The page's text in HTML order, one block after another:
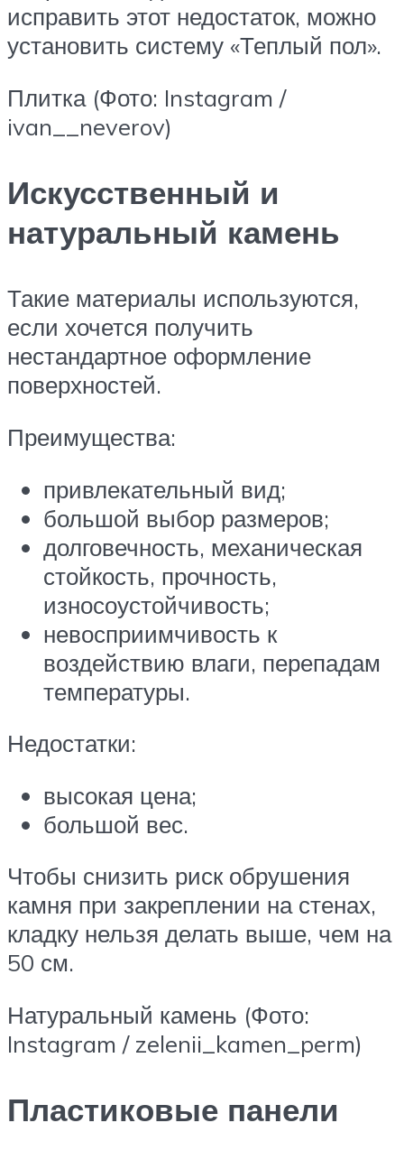
исправить этот недостаток, можно
установить систему «Теплый пол».
Плитка (Фото: Instagram /
ivan__neverov)
Искусственный и
натуральный камень
Такие материалы используются,
если хочется получить
нестандартное оформление
поверхностей.
Преимущества:
привлекательный вид;
большой выбор размеров;
долговечность, механическая
стойкость, прочность,
износоустойчивость;
невосприимчивость к
воздействию влаги, перепадам
температуры.
Недостатки:
высокая цена;
большой вес.
Чтобы снизить риск обрушения
камня при закреплении на стенах,
кладку нельзя делать выше, чем на
50 см.
Натуральный камень (Фото:
Instagram / zelenii_kamen_perm)
Пластиковые панели